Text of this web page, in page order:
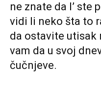
ne znate da l’ ste
vidi li neko šta to
da ostavite utisak
vam da u svoj
čučnjeve.